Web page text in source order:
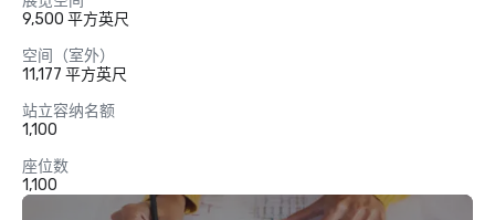
9,500 平方英尺
空间（室外）
11,177 平方英尺
站立容纳名额
1,100
座位数
1,100